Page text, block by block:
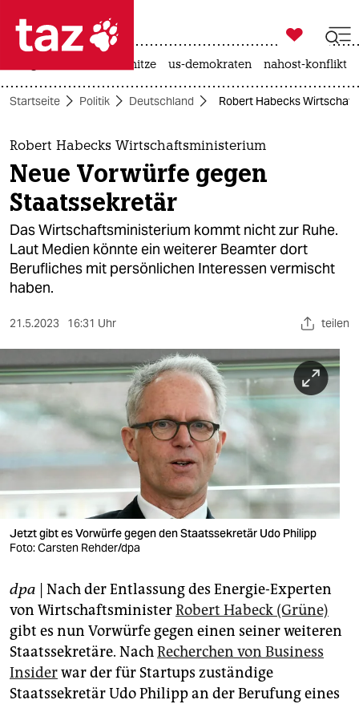
 taz zahl ich
taz zahl ich
themen
politik
öko
gesellschaft
kultur
sport
berlin
nord
wahrheit
verlag
verlag
veranstaltungen
fragen & hilfe
unterstützen
abo
genossenschaft

taz zahl ich
hitze us-demokraten nahost-konflikt
Startseite Politik Deutschland Robert Habecks
Robert Habecks Wirtschaftsministerium
Neue Vorwürfe gegen
Staatssekretär
Das Wirtschaftsministerium kommt nicht zur Ruhe.
Laut Medien könnte ein weiterer Beamter dort
Berufliches mit persönlichen Interessen vermischt
haben.
21.5.2023 16:31 Uhr teilen
Jetzt gibt es Vorwürfe gegen den Staatssekretär Udo Philipp
Foto: Carsten Rehder/dpa
dpa | Nach der Entlassung des Energie-Experten
von WirtschaftsministerRobert Habeck (Grüne)
gibt es nun Vorwürfe gegen einen seiner weiteren
Staatssekretäre. NachRecherchen von Business
Insiderwar der für Startups zuständige
Staatssekretär Udo Philipp an der Berufung eines